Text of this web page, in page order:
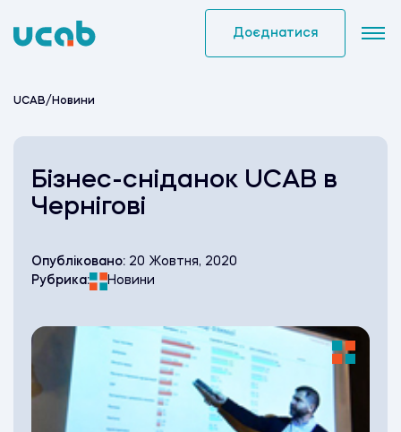
to
Доєднатися
UCAB/ Новини
Бізнес-сніданок UCAB в
Чернігові
Опубліковано: 20 Жовтня, 2020
Рубрика:
Новини